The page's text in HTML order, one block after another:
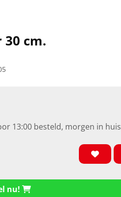
30 cm.
13:00 besteld, morgen in huis
nu!